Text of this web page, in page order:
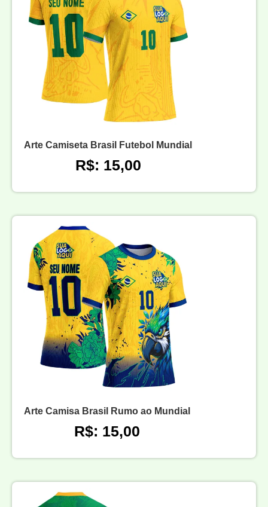
Arte Camiseta Brasil Futebol Mundial
R$: 15,00
Arte Camisa Brasil Rumo ao Mundial
R$: 15,00